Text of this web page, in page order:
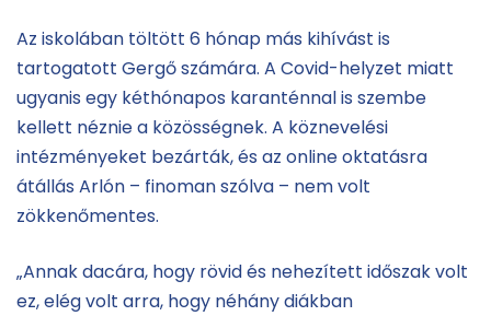
Az iskolában töltött 6 hónap más kihívást is
tartogatott Gergő számára. A Covid-helyzet miatt
ugyanis egy kéthónapos karanténnal is szembe
kellett néznie a közösségnek. A köznevelési
intézményeket bezárták, és az online oktatásra
átállás Arlón – finoman szólva – nem volt
zökkenőmentes.
„Annak dacára, hogy rövid és nehezített időszak volt
ez, elég volt arra, hogy néhány diákban